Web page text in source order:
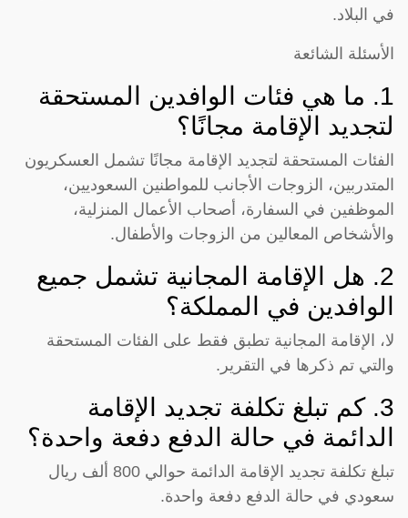
في البلاد.
الأسئلة الشائعة
1. ما هي فئات الوافدين المستحقة
لتجديد الإقامة مجانًا؟
الفئات المستحقة لتجديد الإقامة مجانًا تشمل العسكريون
المتدربين، الزوجات الأجانب للمواطنين السعوديين،
الموظفين في السفارة، أصحاب الأعمال المنزلية،
والأشخاص المعالين من الزوجات والأطفال.
2. هل الإقامة المجانية تشمل جميع
الوافدين في المملكة؟
لا، الإقامة المجانية تطبق فقط على الفئات المستحقة
والتي تم ذكرها في التقرير.
3. كم تبلغ تكلفة تجديد الإقامة
الدائمة في حالة الدفع دفعة واحدة؟
تبلغ تكلفة تجديد الإقامة الدائمة حوالي 800 ألف ريال
سعودي في حالة الدفع دفعة واحدة.